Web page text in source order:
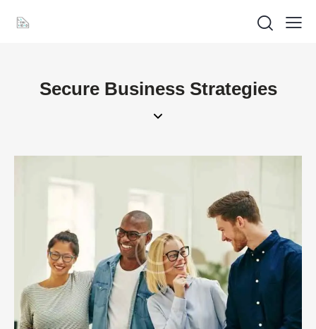
Secure Business Strategies